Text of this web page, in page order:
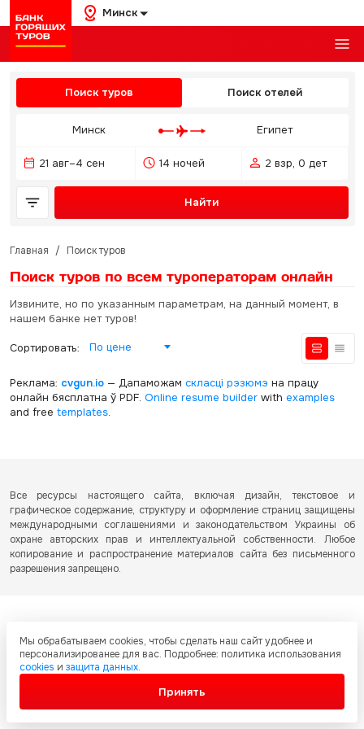
Минск
Поиск туров Поиск отелей
Минск Египет
21 авг–4 сен 14 ночей 2 взр, 0 дет
Найти
Главная / Поиск туров
Поиск туров по всем туроператорам онлайн
Извините, но по указанным параметрам, на данный момент, в
нашем банке нет туров!
Сортировать: По цене
Реклама: cvgun.io— Дапаможам скласці рэзюмэ на працу
онлайн бясплатна ў PDF. Online resume builderwith examples
and free templates.
Все ресурсы настоящего сайта, включая дизайн, текстовое и
графическое содержание, структуру и оформление страниц защищены
международными соглашениями и законодательством Украины об
охране авторских прав и интеллектуальной собственности. Любое
копирование и распространение материалов сайта без письменного
разрешения запрещено.
Мы обрабатываем cookies, чтобы сделать наш сайт удобнее и
персонализированее для вас. Подробнее: политика использования
cookies и защита данных.
Принять